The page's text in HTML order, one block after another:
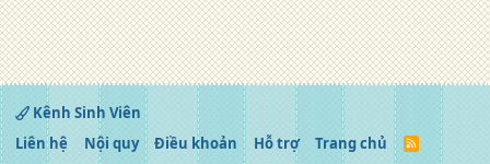
Kênh Sinh Viên
Liên hệ
Nội quy Điều khoản Hỗ trợ Trang chủ
R